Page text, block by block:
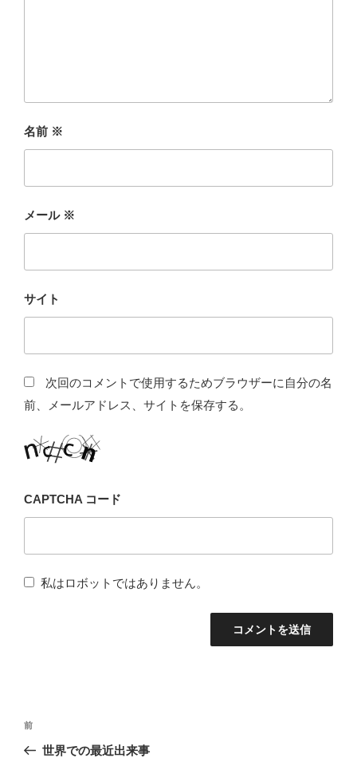
名前 ※
メール ※
サイト
次回のコメントで使用するためブラウザーに自分の名
前、メールアドレス、サイトを保存する。
CAPTCHA コード
私はロボットではありません。
投
稿
前
の
前
世界での最近出来事